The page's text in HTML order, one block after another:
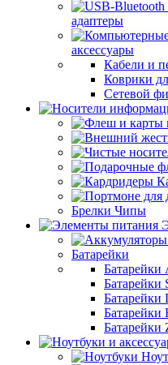
адаптеры
аксессуары
Кабели и
Коврики
Сетевой
Брелки Чипы
Батарейки
Батарейки
Батарейки
Батарейки
Батарейки
Батарейки